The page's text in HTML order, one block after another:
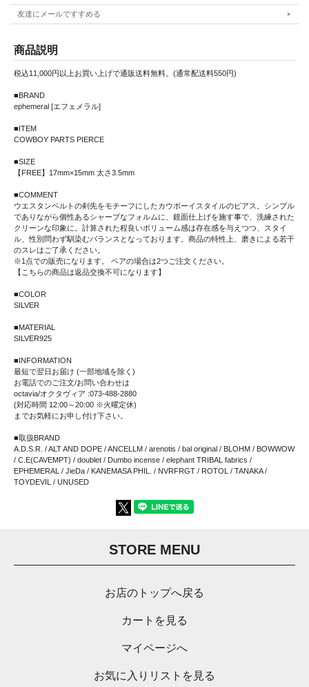
友達にメールですすめる
商品説明
税込11,000円以上お買い上げで通販送料無料。(通常配送料550円)
■BRAND
ephemeral [エフェメラル]
■ITEM
COWBOY PARTS PIERCE
■SIZE
【FREE】17mm×15mm 太さ3.5mm
■COMMENT
ウエスタンベルトの剣先をモチーフにしたカウボーイスタイルのピアス。シンプル
でありながら個性あるシャープなフォルムに、鏡面仕上げを施す事で、洗練された
クリーンな印象に。計算された程良いボリューム感は存在感を与えつつ、スタイ
ル、性別問わず馴染むバランスとなっております。商品の特性上、磨きによる若干
のスレはご了承ください。
※1点での販売になります。 ペアの場合は2つご注文ください。
【こちらの商品は返品交換不可になります】
■COLOR
SILVER
■MATERIAL
SILVER925
■INFORMATION
最短で翌日お届け (一部地域を除く)
お電話でのご注文/お問い合わせは
octavia/オクタヴィア :073-488-2880
(対応時間 12:00～20:00 ※火曜定休)
までお気軽にお申し付け下さい。
■取扱BRAND
A.D.S.R. / ALT AND DOPE / ANCELLM / arenotis / bal original / BLOHM / BOWWOW
/ C.E(CAVEMPT) / doublet / Dumbo incense / elephant TRIBAL fabrics /
EPHEMERAL / JieDa / KANEMASA PHIL. / NVRFRGT / ROTOL / TANAKA /
TOYDEVIL / UNUSED
STORE MENU
お店のトップへ戻る
カートを見る
マイページへ
お気に入りリストを見る